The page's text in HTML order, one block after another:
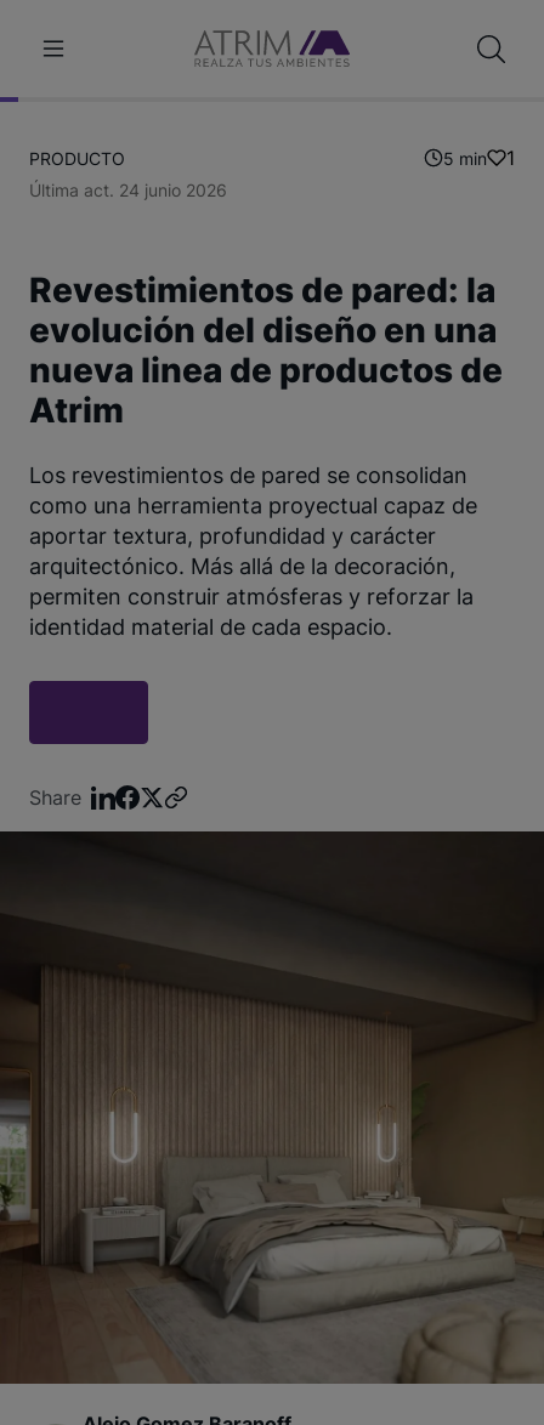
PRODUCTO
Última act. 24 junio 2026
5 min 1
Revestimientos de pared: la
evolución del diseño en una
nueva linea de productos de
Atrim
Los revestimientos de pared se consolidan
como una herramienta proyectual capaz de
aportar textura, profundidad y carácter
arquitectónico. Más allá de la decoración,
permiten construir atmósferas y reforzar la
identidad material de cada espacio.
Share